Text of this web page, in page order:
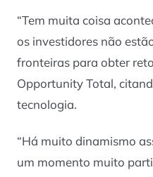
“Tem muita coisa
os investidores não
fronteiras para obter
Opportunity Total,
tecnologia.
“Há muito dinamismo
um momento muito